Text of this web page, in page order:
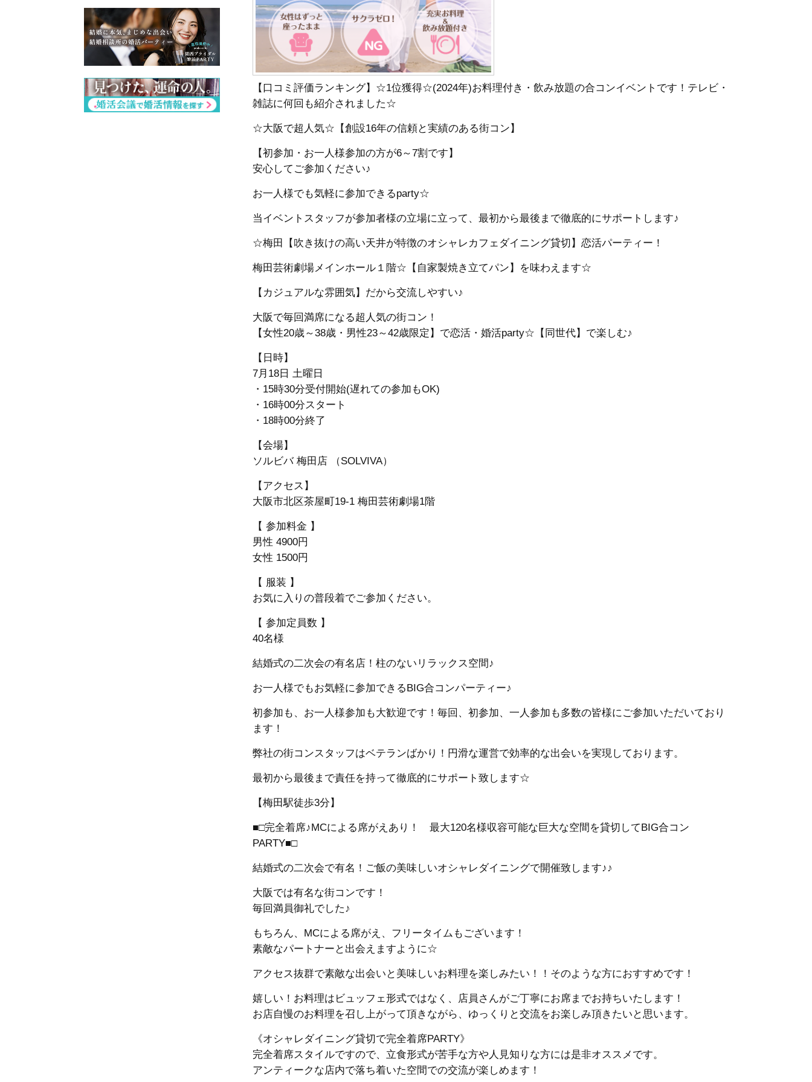
【口コミ評価ランキング】☆1位獲得☆(2024年)お料理付き・飲み放題の合コンイベントです！テレビ・
雑誌に何回も紹介されました☆
☆大阪で超人気☆【創設16年の信頼と実績のある街コン】
【初参加・お一人様参加の方が6～7割です】
安心してご参加ください♪
お一人様でも気軽に参加できるparty☆
当イベントスタッフが参加者様の立場に立って、最初から最後まで徹底的にサポートします♪
☆梅田【吹き抜けの高い天井が特徴のオシャレカフェダイニング貸切】恋活パーティー！
梅田芸術劇場メインホール１階☆【自家製焼き立てパン】を味わえます☆
【カジュアルな雰囲気】だから交流しやすい♪
大阪で毎回満席になる超人気の街コン！
【女性20歳～38歳・男性23～42歳限定】で恋活・婚活party☆【同世代】で楽しむ♪
【日時】
7月18日 土曜日
・15時30分受付開始(遅れての参加もOK)
・16時00分スタート
・18時00分終了
【会場】
ソルビバ 梅田店 （SOLVIVA）
【アクセス】
大阪市北区茶屋町19-1 梅田芸術劇場1階
【 参加料金 】
男性 4900円
女性 1500円
【 服装 】
お気に入りの普段着でご参加ください。
【 参加定員数 】
40名様
結婚式の二次会の有名店！柱のないリラックス空間♪
お一人様でもお気軽に参加できるBIG合コンパーティー♪
初参加も、お一人様参加も大歓迎です！毎回、初参加、一人参加も多数の皆様にご参加いただいており
ます！
弊社の街コンスタッフはベテランばかり！円滑な運営で効率的な出会いを実現しております。
最初から最後まで責任を持って徹底的にサポート致します☆
【梅田駅徒歩3分】
■□完全着席♪MCによる席がえあり！ 最大120名様収容可能な巨大な空間を貸切してBIG合コン
PARTY■□
結婚式の二次会で有名！ご飯の美味しいオシャレダイニングで開催致します♪♪
大阪では有名な街コンです！
毎回満員御礼でした♪
もちろん、MCによる席がえ、フリータイムもございます！
素敵なパートナーと出会えますように☆
アクセス抜群で素敵な出会いと美味しいお料理を楽しみたい！！そのような方におすすめです！
嬉しい！お料理はビュッフェ形式ではなく、店員さんがご丁寧にお席までお持ちいたします！
お店自慢のお料理を召し上がって頂きながら、ゆっくりと交流をお楽しみ頂きたいと思います。
《オシャレダイニング貸切で完全着席PARTY》
完全着席スタイルですので、立食形式が苦手な方や人見知りな方には是非オススメです。
アンティークな店内で落ち着いた空間での交流が楽しめます！